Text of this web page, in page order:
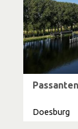
Doesburg